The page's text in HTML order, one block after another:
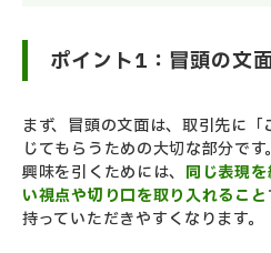
ポイント1：冒頭の文
まず、冒頭の文面は、取引先に
じてもらうための大切な部分です。
興味を引くためには、 同じ表現
い視点や切り口を取り入れること
持っていただきやすくなります。